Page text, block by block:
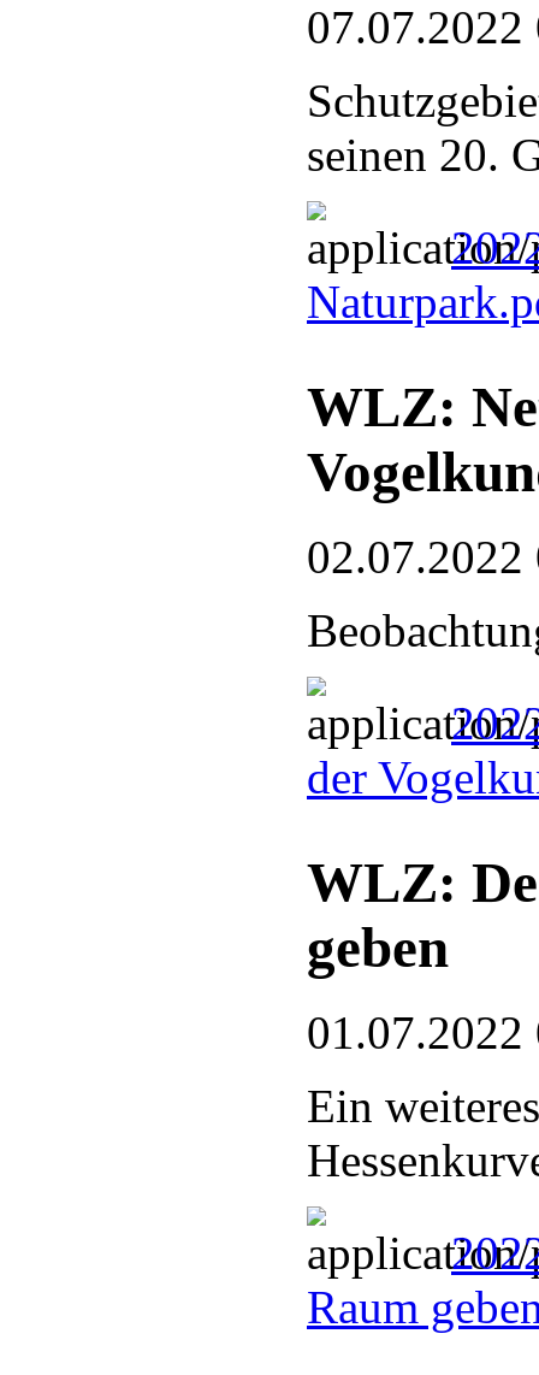
07.07.2022
seinen 20.
WLZ:
02.07.2022
der
WLZ:
geben
01.07.2022
Ein
Raum